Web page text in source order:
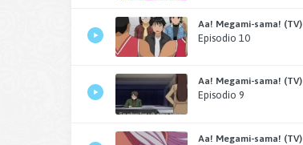
Aa! Megami-sama! (TV)
Episodio 10
Aa! Megami-sama! (TV)
Episodio 9
Aa! Megami-sama! (TV)